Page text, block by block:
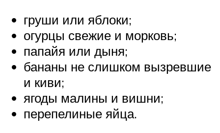
груши или яблоки;
огурцы свежие и морковь;
папайя или дыня;
бананы не слишком вызревшие
и киви;
ягоды малины и вишни;
перепелиные яйца.